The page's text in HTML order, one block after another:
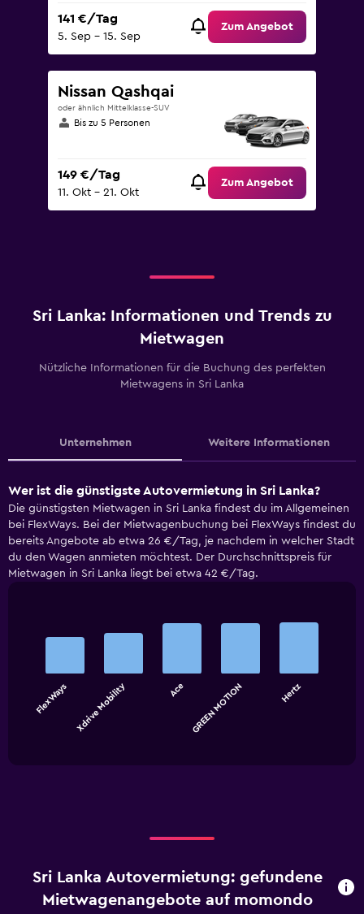
141 €/Tag
5. Sep – 15. Sep
Zum Angebot
Nissan Qashqai
oder ähnlich Mittelklasse-SUV
Bis zu 5 Personen
149 €/Tag
11. Okt – 21. Okt
Zum Angebot
Sri Lanka: Informationen und Trends zu
Mietwagen
Nützliche Informationen für die Buchung des perfekten
Mietwagens in Sri Lanka
Unternehmen Weitere Informationen
Wer ist die günstigste Autovermietung in Sri Lanka?
Die günstigsten Mietwagen in Sri Lanka findest du im Allgemeinen
bei FlexWays. Bei der Mietwagenbuchung bei FlexWays findest du
bereits Angebote ab etwa 26 €/Tag, je nachdem in welcher Stadt
du den Wagen anmieten möchtest. Der Durchschnittspreis für
Mietwagen in Sri Lanka liegt bei etwa 42 €/Tag.
chart
The
The
chart
graphic.
FlexWays Xdrive Mobility Ace GREEN MOTION Hertz
Sri Lanka Autovermietung: gefundene
Mietwagenangebote auf momondo